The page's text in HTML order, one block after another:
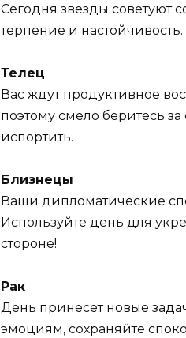
Сегодня звезды советуют
терпение и
Телец
Вас ждут продуктивное
поэтому смело беритесь
испортить.
Близнецы
Ваши дипломатические
Используйте день для
стороне!
Рак
День принесет новые
эмоциям, сохраняйте